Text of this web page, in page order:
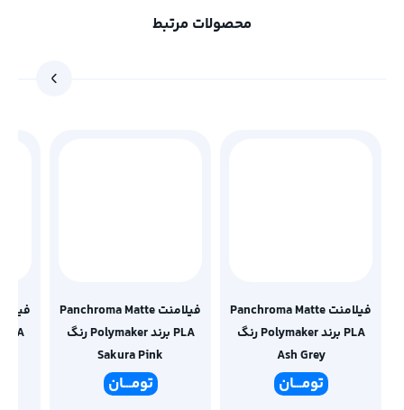
محصولات مرتبط
فیلامنت Panchroma Matte
PLA برند Polymaker رنگ
Ash Grey
تومـــان
فیلامنت Panchroma Matte
PLA برند Polymaker رنگ
Sakura Pink
تومـــان